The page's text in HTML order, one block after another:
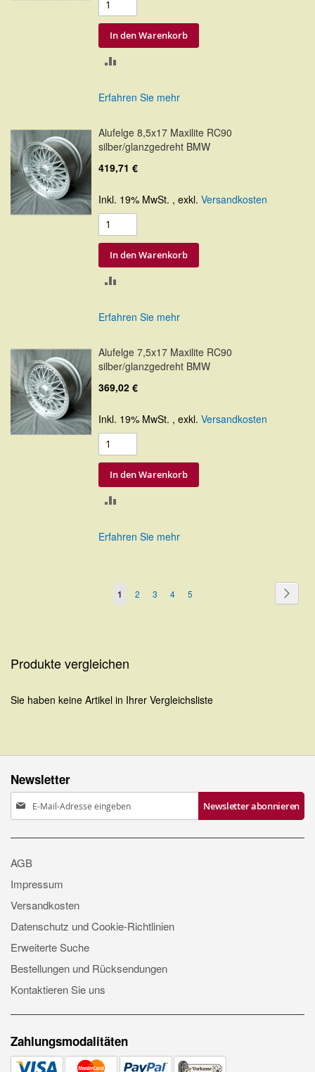
In den Warenkorb
Erfahren Sie mehr
Alufelge 8,5x17 Maxilite RC90
silber/glanzgedreht BMW
419,71 €
Inkl. 19% MwSt. , exkl. Versandkosten
In den Warenkorb
Erfahren Sie mehr
Alufelge 7,5x17 Maxilite RC90
silber/glanzgedreht BMW
369,02 €
Inkl. 19% MwSt. , exkl. Versandkosten
In den Warenkorb
Erfahren Sie mehr
Seite
Sie
1 Seite
2 Seite
3 Seite
4 Seite
5
Produkte vergleichen
Sie haben keine Artikel in Ihrer Vergleichsliste
Newsletter
Anmeldung
zum
Newsletter:
Newsletter abonnieren
Zahlungsmodalitäten
AGB
Impressum
Versandkosten
Datenschutz und Cookie-Richtlinien
Erweiterte Suche
Bestellungen und Rücksendungen
Kontaktieren Sie uns